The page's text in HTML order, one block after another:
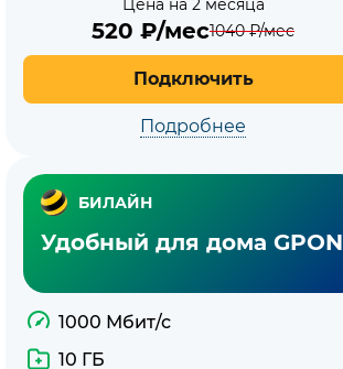
Цена на 2 месяца
520 ₽/мес1040₽/мес
Подключить
Подробнее
БИЛАЙН
Удобный для дома GPON
1000 Мбит/с
10 ГБ